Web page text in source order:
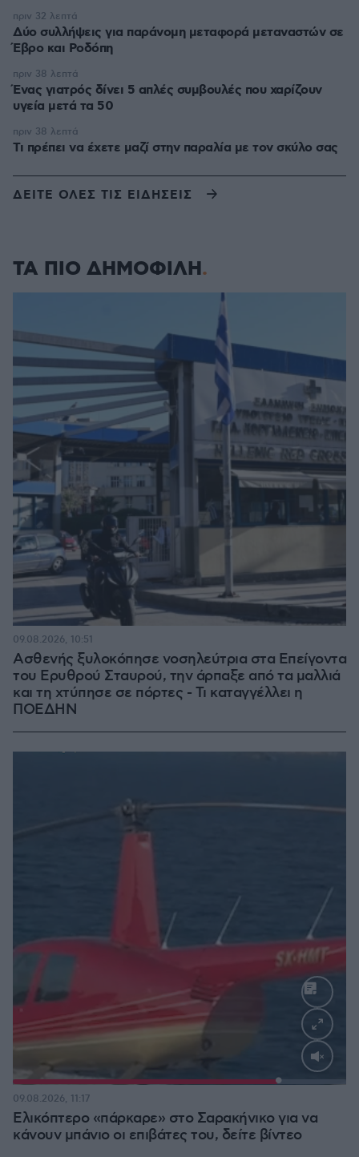
Δύο συλλήψεις για παράνομη μεταφορά μεταναστών σε
Έβρο και Ροδόπη
πριν 32 λεπτά
Ένας γιατρός δίνει 5 απλές συμβουλές που χαρίζουν
υγεία μετά τα 50
πριν 38 λεπτά
Τι πρέπει να έχετε μαζί στην παραλία με τον σκύλο σας
πριν 38 λεπτά
ΔΕΙΤΕ ΟΛΕΣ ΤΙΣ ΕΙΔΗΣΕΙΣ
ΤΑ ΠΙΟ ΔΗΜΟΦΙΛΗ
Ασθενής ξυλοκόπησε νοσηλεύτρια στα Επείγοντα
του Ερυθρού Σταυρού, την άρπαξε από τα μαλλιά
και τη χτύπησε σε πόρτες - Τι καταγγέλλει η
ΠΟΕΔΗΝ
09.08.2026, 10:51
Loaded:
Ελικόπτερο «πάρκαρε» στο Σαρακήνικο για να
κάνουν μπάνιο οι επιβάτες του, δείτε βίντεο
09.08.2026, 11:17